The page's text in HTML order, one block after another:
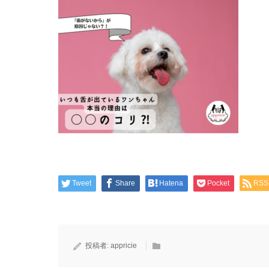
Tweet Share Hatena Pocket RSS
投稿者: appricie